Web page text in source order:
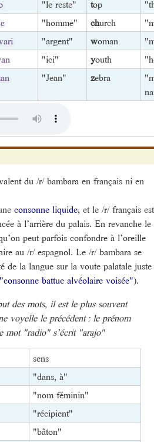
"le reste" top
"homme" church
"argent" woman
"ici" youth
"Jean" zebra
du /r/ bambara en français ni en
consonne liquide, et le /r/ français est
à l’arrière du palais. En revanche le
peut parfois confondre à l’oreille
au /r/ espagnol. Le /r/ bambara se
de la langue sur la voute palatale juste
"consonne battue alvéolaire voisée").
des mots, il est le plus souvent
voyelle le précédent : le prénom
mot "radio" s’écrit "arajo"
sens
"dans, à"
"nom féminin"
"récipient"
"bâton"